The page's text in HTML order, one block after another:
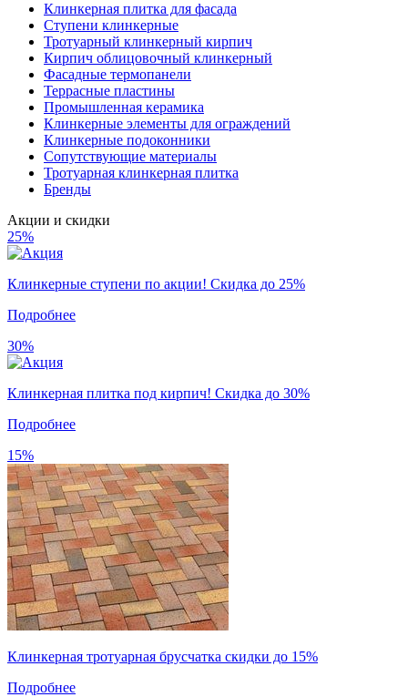
Клинкерная плитка для фасада
Ступени клинкерные
Тротуарный клинкерный кирпич
Кирпич облицовочный клинкерный
Фасадные термопанели
Террасные пластины
Промышленная керамика
Клинкерные элементы для ограждений
Клинкерные подоконники
Сопутствующие материалы
Тротуарная клинкерная плитка
Бренды
Акции и скидки
25%
Клинкерные ступени по акции! Скидка до 25%
Подробнее
30%
Клинкерная плитка под кирпич! Скидка до 30%
Подробнее
15%
Клинкерная тротуарная брусчатка скидки до 15%
Подробнее